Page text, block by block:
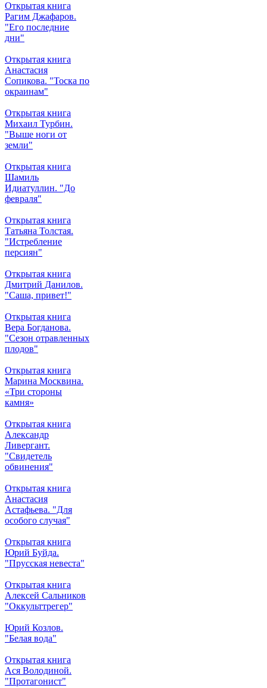
Открытая книга
Рагим Джафаров.
"Его последние
дни"
Открытая книга
Анастасия
Сопикова. "Тоска по
окраинам"
Открытая книга
Михаил Турбин.
"Выше ноги от
земли"
Открытая книга
Шамиль
Идиатуллин. "До
февраля"
Открытая книга
Татьяна Толстая.
"Истребление
персиян"
Открытая книга
Дмитрий Данилов.
"Саша, привет!"
Открытая книга
Вера Богданова.
"Сезон отравленных
плодов"
Открытая книга
Марина Москвина.
«Три стороны
камня»
Открытая книга
Александр
Ливергант.
"Свидетель
обвинения"
Открытая книга
Анастасия
Астафьева. "Для
особого случая"
Открытая книга
Юрий Буйда.
"Прусская невеста"
Открытая книга
Алексей Сальников
"Оккульттрегер"
Юрий Козлов.
"Белая вода"
Открытая книга
Ася Володиной.
"Протагонист"